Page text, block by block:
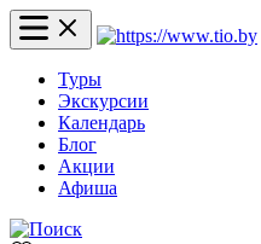
Туры
Экскурсии
Календарь
Блог
Акции
Афиша